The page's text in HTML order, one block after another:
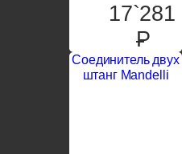
17`281
P
Соединитель двух
штанг Mandelli